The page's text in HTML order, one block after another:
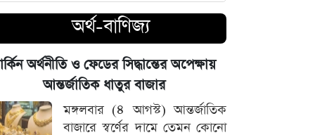
৫ আগস্ট বিজয়ের দিন, ভিন্নমত যেন
শত্রুতায় রূপ না নেয়: প্রধানমন্ত্রী তারেক
রহমান
নিজস্ব অর্থায়নে খালের ওপর বাঁশের সাঁকো
বানিয়ে দিলেন ইউপি চেয়ারম্যান পদপ্রার্থী
শেখ আলমগীর
অর্থ-বাণিজ্য
অর্থনীতি ও ফেডের সিদ্ধান্তের অপেক্ষায়
আন্তর্জাতিক ধাতুর বাজার
মঙ্গলবার (৪ আগস্ট) আন্তর্জাতিক
বাজারে স্বর্ণের দামে তেমন কোনো